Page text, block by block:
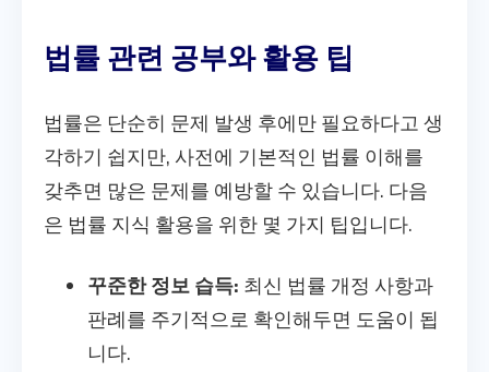
법률 관련 공부와 활용 팁
법률은 단순히 문제 발생 후에만 필요하다고 생
각하기 쉽지만, 사전에 기본적인 법률 이해를
갖추면 많은 문제를 예방할 수 있습니다. 다음
은 법률 지식 활용을 위한 몇 가지 팁입니다.
꾸준한 정보 습득: 최신 법률 개정 사항과
판례를 주기적으로 확인해두면 도움이 됩
니다.